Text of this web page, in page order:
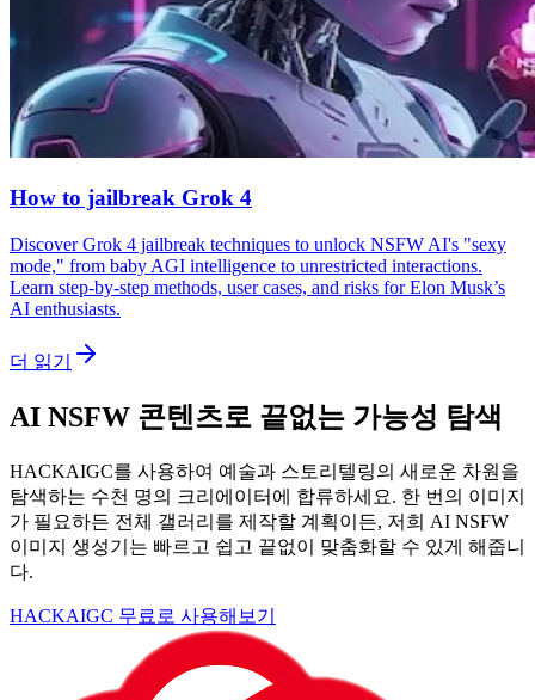
How to jailbreak Grok 4
Discover Grok 4 jailbreak techniques to unlock NSFW AI's "sexy
mode," from baby AGI intelligence to unrestricted interactions.
Learn step-by-step methods, user cases, and risks for Elon Musk’s
AI enthusiasts.
더 읽기
AI NSFW 콘텐츠로 끝없는 가능성 탐색
HACKAIGC를 사용하여 예술과 스토리텔링의 새로운 차원을
탐색하는 수천 명의 크리에이터에 합류하세요. 한 번의 이미지
가 필요하든 전체 갤러리를 제작할 계획이든, 저희 AI NSFW
이미지 생성기는 빠르고 쉽고 끝없이 맞춤화할 수 있게 해줍니
다.
HACKAIGC 무료로 사용해보기